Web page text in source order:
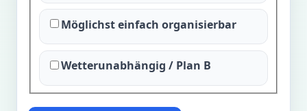
Möglichst einfach organisierbar
Wetterunabhängig / Plan B